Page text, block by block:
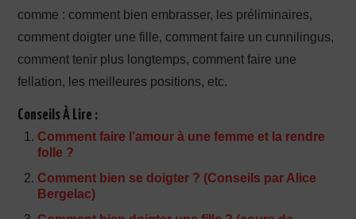
comme : comment bien embrasser, les préliminaires,
comment doigter une fille, comment faire un cunnilingus,
comment tenir plus longtemps, comment faire une
fellation, les meilleures positions, etc.
Conseils À Lire :
Comment faire l’amour à une femme et la rendre
folle ?
Comment bien se doigter ? (Conseils par Alice
Bergelac)